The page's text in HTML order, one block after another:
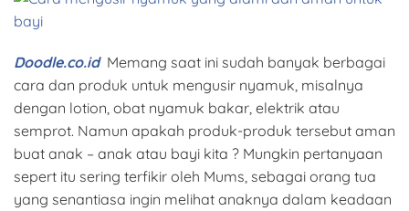
Doodle.co.idMemang saat ini sudah banyak berbagai
cara dan produk untuk mengusir nyamuk, misalnya
dengan lotion, obat nyamuk bakar, elektrik atau
semprot. Namun apakah produk-produk tersebut aman
buat anak – anak atau bayi kita ? Mungkin pertanyaan
sepert itu sering terfikir oleh Mums, sebagai orang tua
yang senantiasa ingin melihat anaknya dalam keadaan